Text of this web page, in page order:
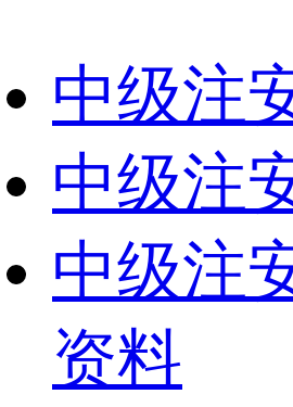
中级注
中级注
中级注
资料